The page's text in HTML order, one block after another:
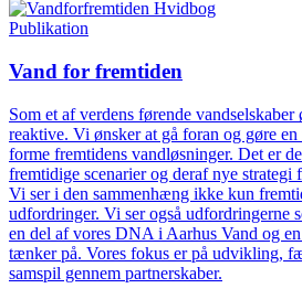
Publikation
Vand for fremtiden
Som et af verdens førende
reaktive. Vi ønsker at gå foran og gøre
forme fremtidens vandløsninger. Det er
fremtidige scenarier og deraf nye strategi
Vi ser i den sammenhæng ikke kun
udfordringer. Vi ser også udfordringerne
en del af vores DNA i Aarhus Vand og
tænker på. Vores fokus er på udvikling,
samspil gennem partnerskaber.